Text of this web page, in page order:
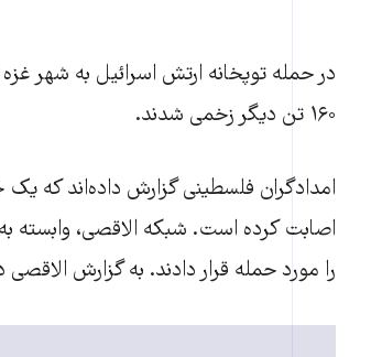
۱۶۰ تن دیگر زخمی شدند.
امدادگران فلسطینی گزارش داده‌اند که
اصابت کرده است. شبکه الاقصی، وابسته
را مورد حمله قرار دادند. به گزارش الاقصی در این حمله